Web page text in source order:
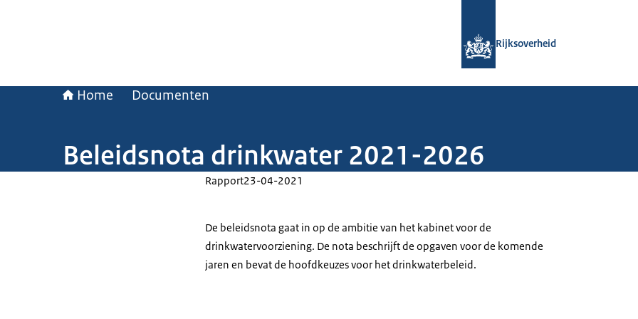
Rijksoverheid
Home Documenten
Beleidsnota drinkwater 2021-2026
Rapport23-04-2021
De beleidsnota gaat in op de ambitie van het kabinet voor de
drinkwatervoorziening. De nota beschrijft de opgaven voor de komende
jaren en bevat de hoofdkeuzes voor het drinkwaterbeleid.